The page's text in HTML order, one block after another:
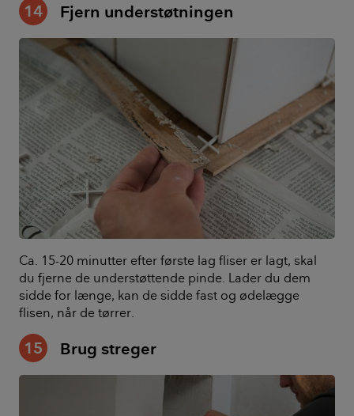
14 Fjern understøtningen
Ca. 15-20 minutter efter første lag fliser er lagt, skal
du fjerne de understøttende pinde. Lader du dem
sidde for længe, kan de sidde fast og ødelægge
flisen, når de tørrer.
15 Brug streger